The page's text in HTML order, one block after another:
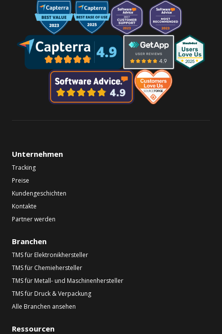
Unternehmen
Tracking
Preise
Kundengeschichten
Kontakte
Partner werden
Branchen
TMS für Elektronikhersteller
TMS für Chemiehersteller
TMS für Metall- und Maschinenhersteller
TMS für Druck & Verpackung
Alle Branchen ansehen
Ressourcen